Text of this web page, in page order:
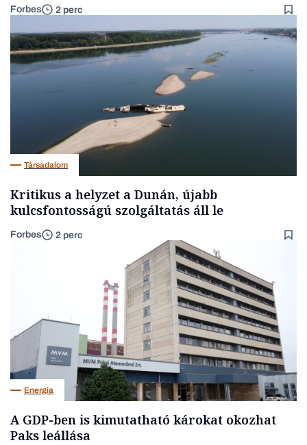
Forbes 2 perc
Társadalom
Kritikus a helyzet a Dunán, újabb
kulcsfontosságú szolgáltatás áll le
Forbes 2 perc
Energia
A GDP-ben is kimutatható károkat okozhat
Paks leállása